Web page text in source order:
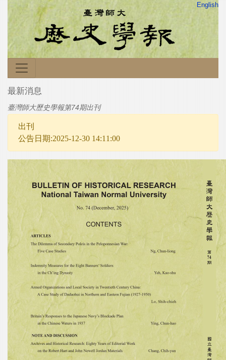
English
最新消息
臺灣師大歷史學報第74期出刊
出刊
公告日期:2025-12-30 14:11:00